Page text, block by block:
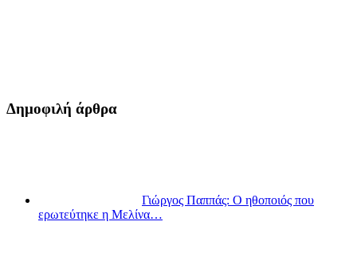
Δημοφιλή άρθρα
Γιώργος Παππάς: Ο ηθοποιός που
ερωτεύτηκε η Μελίνα…